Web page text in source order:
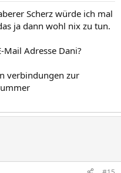
Scherz würde ich mal
ja dann wohl nix zu tun.
Mail Adresse Dani?
verbindungen zur